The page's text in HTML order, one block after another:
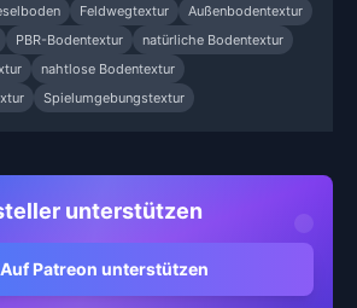
Feldwegtextur
Außenbodentextur
PBR-Bodentextur
natürliche Bodentextur
nahtlose Bodentextur
Spielumgebungstextur
unterstützen
Auf Patreon unterstützen